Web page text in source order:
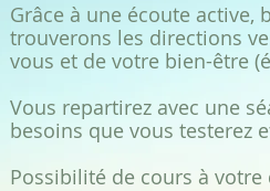
Grâce à une écoute
trouverons les directions
vous et de votre bien-être
Vous repartirez avec une
besoins que vous testerez
Possibilité de cours à